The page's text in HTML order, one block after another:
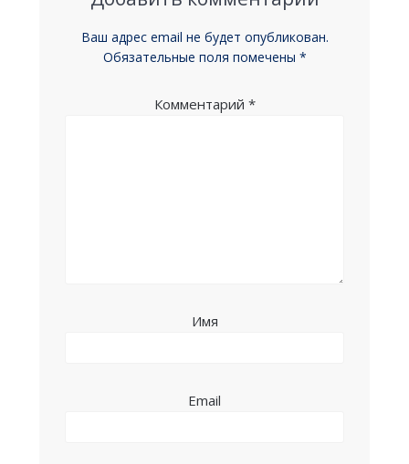
Ваш адрес email не будет опубликован.
Обязательные поля помечены *
Комментарий *
Имя
Email